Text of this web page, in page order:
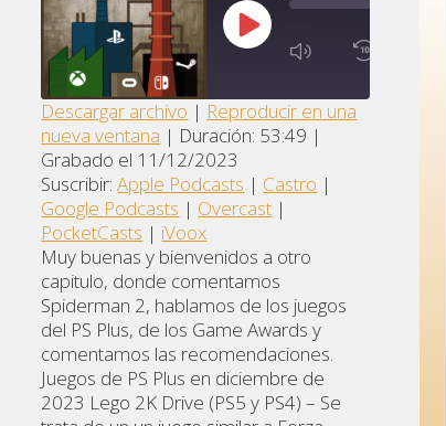
00:00
1:28:32
REPRODUCIR
EPISODIO
SUSCRIBIR COMPARTIR
Apple
Podcasts
Castro
Overcast
PocketCasts
FEED RSS
COMPARTIR
ENLACE
INCRUSTAR
Descargar archivo | Reproducir en una
nueva ventana | Duración: 53:49 |
Grabado el 11/12/2023
Suscribir:Apple Podcasts | Castro |
Google Podcasts | Overcast |
PocketCasts | iVoox
Muy buenas y bienvenidos a otro
capitulo, donde comentamos
Spiderman 2, hablamos de los juegos
del PS Plus, de los Game Awards y
comentamos las recomendaciones.
Juegos de PS Plus en diciembre de
2023 Lego 2K Drive (PS5 y PS4) – Se